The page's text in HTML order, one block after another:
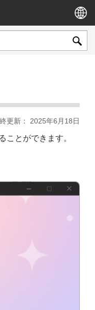
更新： 2025年6月18日
ことができます。